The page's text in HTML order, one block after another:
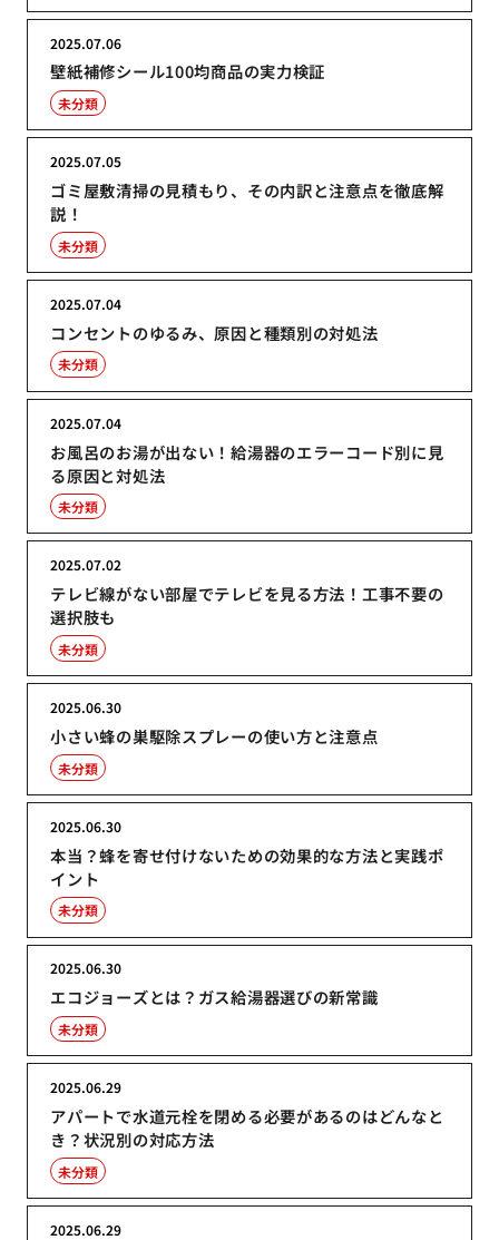
壁紙補修シール100均商品の実力検証
2025.07.06
未分類
ゴミ屋敷清掃の見積もり、その内訳と注意点を徹底解
説！
2025.07.05
未分類
コンセントのゆるみ、原因と種類別の対処法
2025.07.04
未分類
お風呂のお湯が出ない！給湯器のエラーコード別に見
る原因と対処法
2025.07.04
未分類
テレビ線がない部屋でテレビを見る方法！工事不要の
選択肢も
2025.07.02
未分類
小さい蜂の巣駆除スプレーの使い方と注意点
2025.06.30
未分類
本当？蜂を寄せ付けないための効果的な方法と実践ポ
イント
2025.06.30
未分類
エコジョーズとは？ガス給湯器選びの新常識
2025.06.30
未分類
アパートで水道元栓を閉める必要があるのはどんなと
き？状況別の対応方法
2025.06.29
未分類
2025.06.29